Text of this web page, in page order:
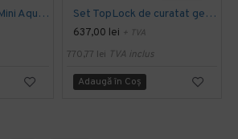
Maner pentru mop Mini Aquva tip spaghetti, gri, 205 grame, Vermop Set TopLock de curatat geamuri, 35cm, Vermop
637,00 lei + TVA
770,77 lei TVA inclus
Adaugă în Coş